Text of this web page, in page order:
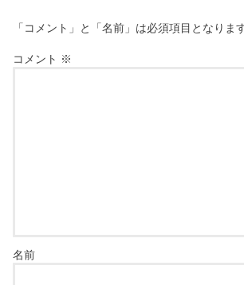
「コメント」と「名前」は必須項目となります
コメント ※
名前